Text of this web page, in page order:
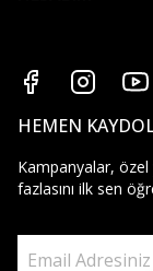
HEMEN
Kampanyalar,
fazlasını ilk sen